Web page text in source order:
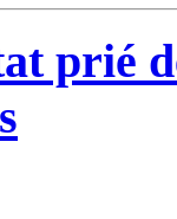
prié